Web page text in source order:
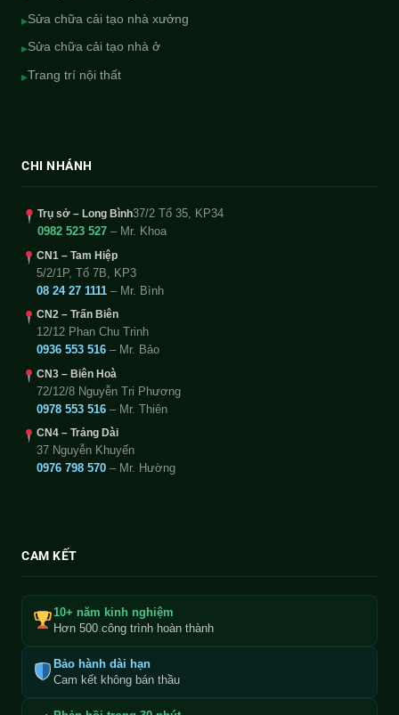
▸Sửa chữa cải tạo nhà xưởng
▸Sửa chữa cải tạo nhà ở
▸Trang trí nội thất
CHI NHÁNH
Trụ sở – Long Bình37/2 Tổ 35, KP34
0982 523 527 – Mr. Khoa
CN1 – Tam Hiệp
5/2/1P, Tổ 7B, KP3
08 24 27 1111 – Mr. Bình
CN2 – Trấn Biên
12/12 Phan Chu Trinh
0936 553 516 – Mr. Bảo
CN3 – Biên Hoà
72/12/8 Nguyễn Tri Phương
0978 553 516 – Mr. Thiên
CN4 – Trảng Dài
37 Nguyễn Khuyến
0976 798 570 – Mr. Hường
CAM KẾT
10+ năm kinh nghiệm
Hơn 500 công trình hoàn thành
Bảo hành dài hạn
Cam kết không bán thầu